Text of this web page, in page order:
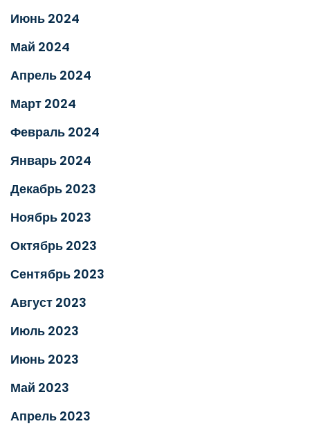
Июнь 2024
Май 2024
Апрель 2024
Март 2024
Февраль 2024
Январь 2024
Декабрь 2023
Ноябрь 2023
Октябрь 2023
Сентябрь 2023
Август 2023
Июль 2023
Июнь 2023
Май 2023
Апрель 2023